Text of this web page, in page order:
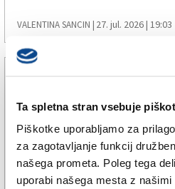
Ta spletna stran vsebuje
Piškotke uporabljamo za
za zagotavljanje funkcij
našega prometa. Poleg tega
uporabi našega mesta z
VALENTINA SANCIN | 27. jul. 2026 | 19:03